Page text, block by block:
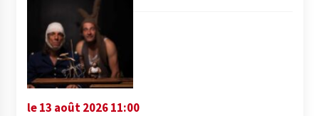
le 13 août 2026 11:00